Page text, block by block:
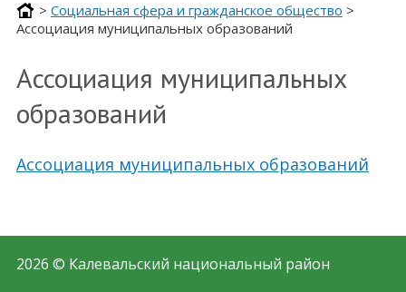
> Социальная сфера и гражданское общество >
Ассоциация муниципальных образований
Ассоциация муниципальных
образований
Ассоциация муниципальных образований
2026 © Калевальский национальный район